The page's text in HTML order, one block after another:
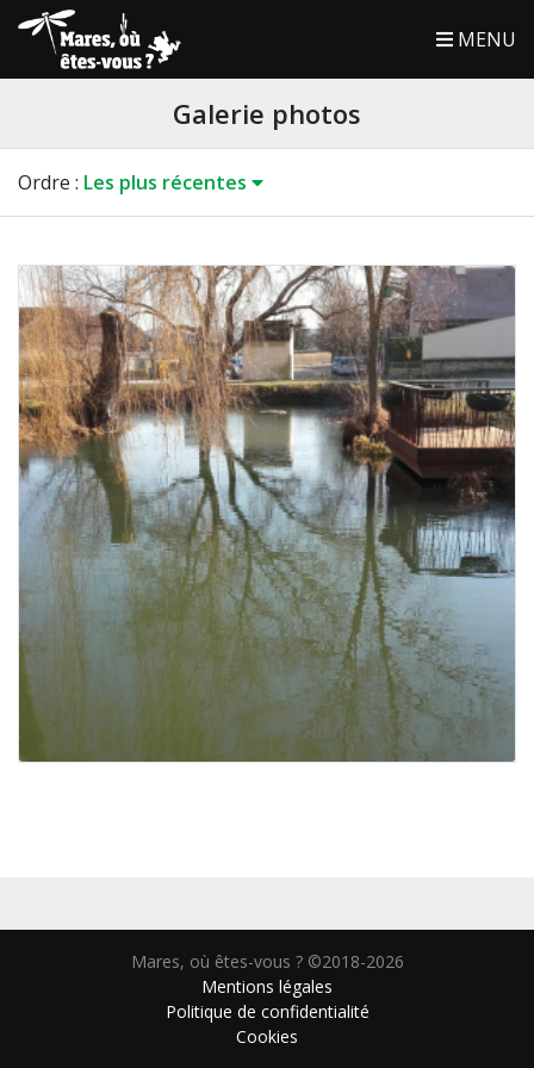
MENU
Galerie photos
Ordre : Les plus récentes
Mares, où êtes-vous ? ©2018-2026
Mentions légales
Politique de confidentialité
Cookies